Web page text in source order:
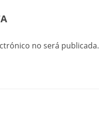
no será publicada.